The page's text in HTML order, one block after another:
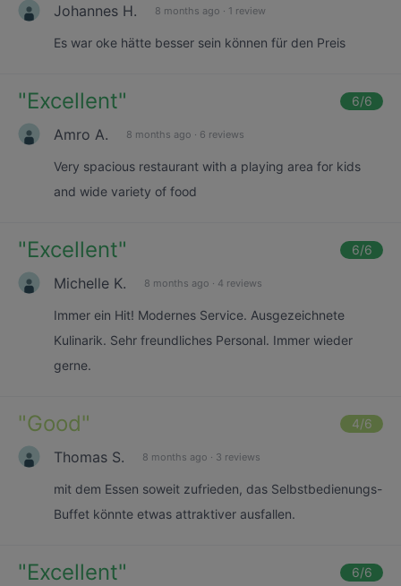
Johannes H. 8 months ago · 1 review
Es war oke hätte besser sein können für den Preis
"Excellent" 6/6
Amro A. 8 months ago · 6 reviews
Very spacious restaurant with a playing area for kids
and wide variety of food
"Excellent" 6/6
Michelle K. 8 months ago · 4 reviews
Immer ein Hit! Modernes Service. Ausgezeichnete
Kulinarik. Sehr freundliches Personal. Immer wieder
gerne.
"Good" 4/6
Thomas S. 8 months ago · 3 reviews
mit dem Essen soweit zufrieden, das Selbstbedienungs-
Buffet könnte etwas attraktiver ausfallen.
"Excellent" 6/6